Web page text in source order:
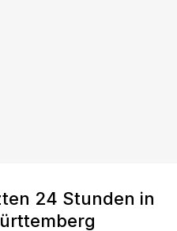
24 Stunden in